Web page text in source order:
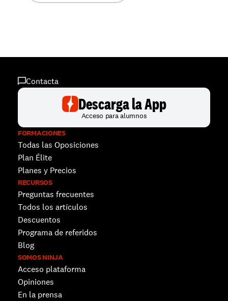
FORMACIONES
Todas las Oposiciones
Plan Élite
Planes y Precios
RECURSOS
Preguntas frecuentes
Todos los artículos
Descuentos
Programa de referidos
Blog
SOMOS NINJA
Acceso plataforma
Opiniones
En la prensa
Contacta
Descarga la App
Acceso para alumnos